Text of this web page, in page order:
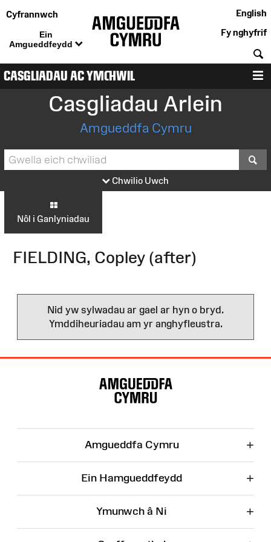
Cyfrannwch
Ein
Amgueddfeydd
English
Fy nghyfrif
CASGLIADAU AC YMCHWIL
Casgliadau Arlein
Amgueddfa Cymru
Chwilio Uwch
Nôl i Ganlyniadau
FIELDING, Copley (after)
Nid yw sylwadau ar gael ar hyn o bryd.
Ymddiheuriadau am yr anghyfleustra.
Amgueddfa Cymru +
Ein Hamgueddfeydd +
Ymunwch â Ni +